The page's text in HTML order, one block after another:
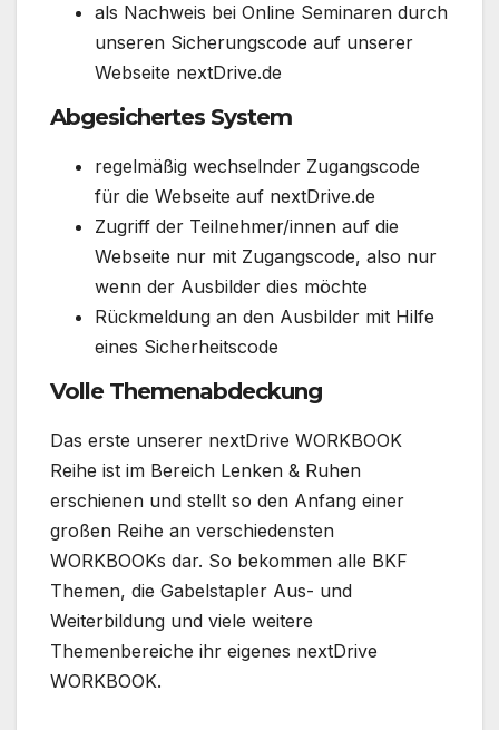
als Nachweis bei Online Seminaren durch
unseren Sicherungscode auf unserer
Webseite nextDrive.de
Abgesichertes System
regelmäßig wechselnder Zugangscode
für die Webseite auf nextDrive.de
Zugriff der Teilnehmer/innen auf die
Webseite nur mit Zugangscode, also nur
wenn der Ausbilder dies möchte
Rückmeldung an den Ausbilder mit Hilfe
eines Sicherheitscode
Volle Themenabdeckung
Das erste unserer nextDrive WORKBOOK
Reihe ist im Bereich Lenken & Ruhen
erschienen und stellt so den Anfang einer
großen Reihe an verschiedensten
WORKBOOKs dar. So bekommen alle BKF
Themen, die Gabelstapler Aus- und
Weiterbildung und viele weitere
Themenbereiche ihr eigenes nextDrive
WORKBOOK.